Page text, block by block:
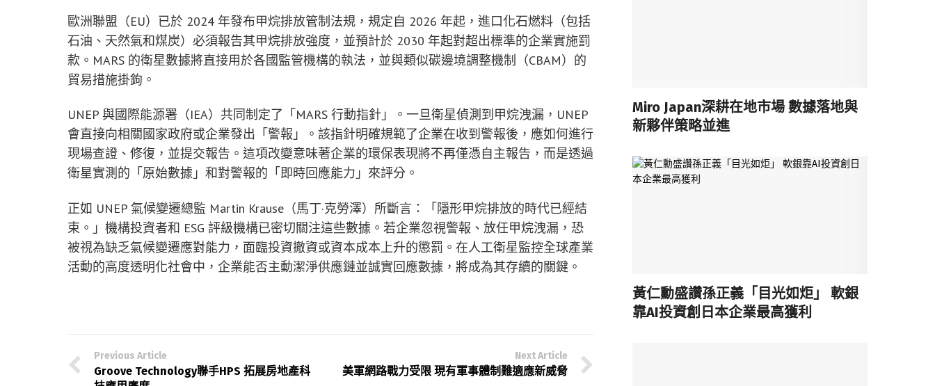
歐洲聯盟（EU）已於 2024 年發布甲烷排放管制法規，規定自 2026 年起，進口化石燃料（包括
石油、天然氣和煤炭）必須報告其甲烷排放強度，並預計於 2030 年起對超出標準的企業實施罰
款。MARS 的衛星數據將直接用於各國監管機構的執法，並與類似碳邊境調整機制（CBAM）的
貿易措施掛鉤。
UNEP 與國際能源署（IEA）共同制定了「MARS 行動指針」。一旦衛星偵測到甲烷洩漏，UNEP
會直接向相關國家政府或企業發出「警報」。該指針明確規範了企業在收到警報後，應如何進行
現場查證、修復，並提交報告。這項改變意味著企業的環保表現將不再僅憑自主報告，而是透過
衛星實測的「原始數據」和對警報的「即時回應能力」來評分。
正如 UNEP 氣候變遷總監 Martin Krause（馬丁·克勞澤）所斷言：「隱形甲烷排放的時代已經結
束。」機構投資者和 ESG 評級機構已密切關注這些數據。若企業忽視警報、放任甲烷洩漏，恐
被視為缺乏氣候變遷應對能力，面臨投資撤資或資本成本上升的懲罰。在人工衛星監控全球產業
活動的高度透明化社會中，企業能否主動潔淨供應鏈並誠實回應數據，將成為其存續的關鍵。
Previous Article
Groove Technology聯手HPS 拓展房地產科
Next Article
美軍網路戰力受限 現有軍事體制難適應新威脅
Miro Japan深耕在地市場 數據落地與
新夥伴策略並進
黃仁勳盛讚孫正義「目光如炬」 軟銀
靠AI投資創日本企業最高獲利